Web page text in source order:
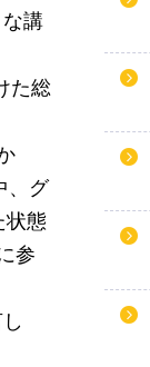
講
た総
、グ
状態
参